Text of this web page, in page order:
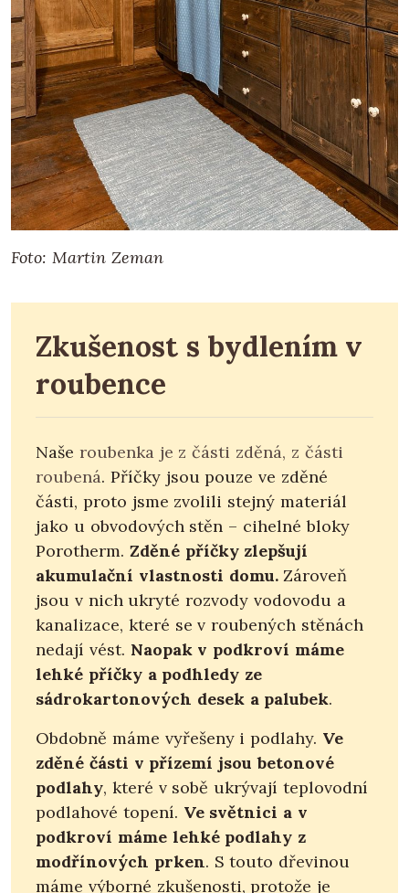
Foto: Martin Zeman
Zkušenost s bydlením v
roubence
Naše roubenka je z části zděná, z části
roubená. Příčky jsou pouze ve zděné
části, proto jsme zvolili stejný materiál
jako u obvodových stěn – cihelné bloky
Porotherm. Zděné příčky zlepšují
akumulační vlastnosti domu.Zároveň
jsou v nich ukryté rozvody vodovodu a
kanalizace, které se v roubených stěnách
nedají vést. Naopak v podkroví máme
lehké příčky a podhledy ze
sádrokartonových desek a palubek.
Obdobně máme vyřešeny i podlahy. Ve
zděné části v přízemí jsou betonové
podlahy, které v sobě ukrývají teplovodní
podlahové topení. Ve světnici a v
podkroví máme lehké podlahy z
modřínových prken. S touto dřevinou
máme výborné zkušenosti, protože je